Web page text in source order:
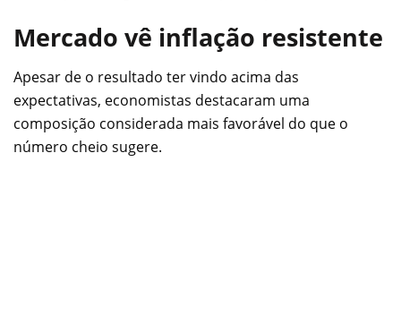
Mercado vê inflação resistente
Apesar de o resultado ter vindo acima das
expectativas, economistas destacaram uma
composição considerada mais favorável do que o
número cheio sugere.